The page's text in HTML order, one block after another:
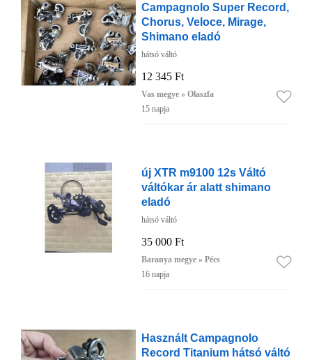
Campagnolo Super Record,
Chorus, Veloce, Mirage,
Shimano eladó
hátsó váltó
12 345 Ft
Vas megye » Olaszfa
15 napja
új XTR m9100 12s Váltó
váltókar ár alatt shimano
eladó
hátsó váltó
35 000 Ft
Baranya megye » Pécs
16 napja
Használt Campagnolo
Record Titanium hátsó váltó